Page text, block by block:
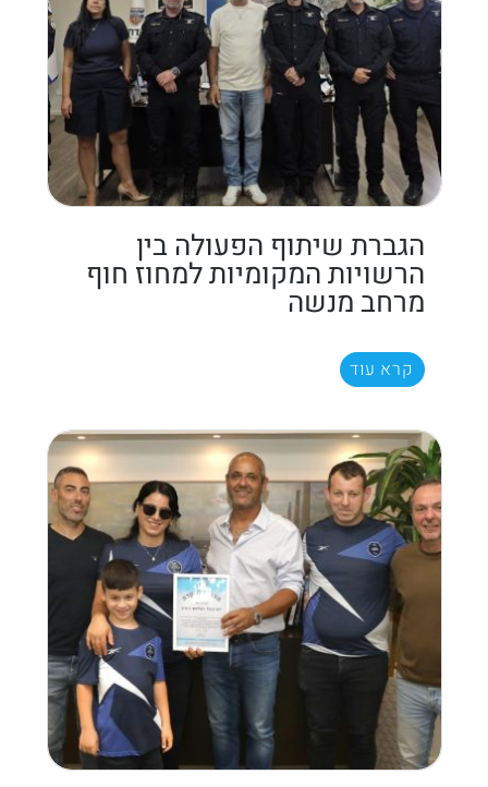
הגברת שיתוף הפעולה בין
הרשויות המקומיות למחוז חוף
מרחב מנשה
קרא עוד